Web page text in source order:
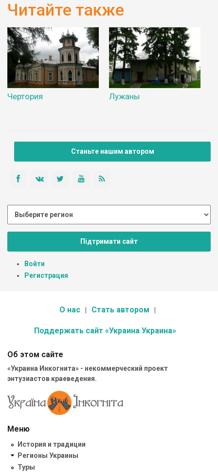
Читайте также
Чертория Лужаны
Станьте нашим автором
Підтримати сайт
Войти
Регистрация
О нас Стать автором
Поддержать сайт «Украина Украина»
Об этом сайте
«Украина Инкогнита» - некоммерческий проект
энтузиастов краеведения.
Меню
История и традиции
Регионы Украины
Туры